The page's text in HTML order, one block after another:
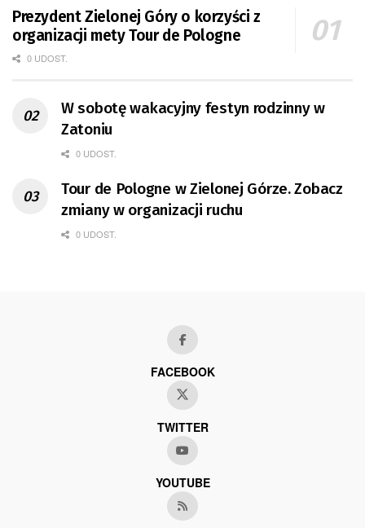
Prezydent Zielonej Góry o korzyści z
organizacji mety Tour de Pologne
0 UDOST.
W sobotę wakacyjny festyn rodzinny w
Zatoniu
0 UDOST.
Tour de Pologne w Zielonej Górze. Zobacz
zmiany w organizacji ruchu
0 UDOST.
FACEBOOK
TWITTER
YOUTUBE